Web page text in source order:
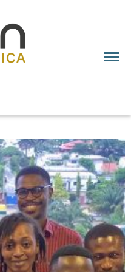
Baloon Groupe
Equipe et valeurs
Notre histoire
Notre marché